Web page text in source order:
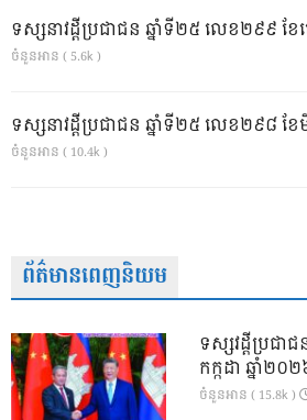
ទស្សនាវដ្ដីប្រជាជន ឆ្នាំទី២៥ លេខ២៩៩ ខ
ចំនួនអាន ( 5.6k )
ទស្សនាវដ្ដីប្រជាជន ឆ្នាំទី២៥ លេខ២៩៨ ខែ
ចំនួនអាន ( 10.4k )
ព័ត៌មានពេញនិយម
ទស្សវដ្តីប្រជា
កក្កដា ឆ្នាំ២០
ចំនួនអាន ( 15.8k )